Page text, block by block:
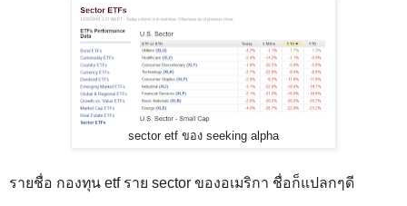
sector etf ของ seeking alpha
รายชื่อ กองทุน etf ราย sector ของอเมริกา ชื่อก็แปลกๆดี